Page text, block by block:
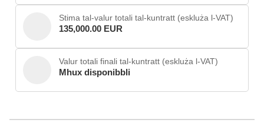
Stima tal-valur totali tal-kuntratt (eskluża l-VAT)
135,000.00 EUR
Valur totali finali tal-kuntratt (eskluża l-VAT)
Mhux disponibbli